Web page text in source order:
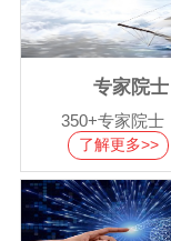
专家院士
350+专家院士
了解更多>>